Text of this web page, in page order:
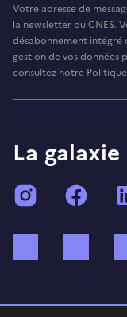
Votre adresse de
la newsletter du CNES.
désabonnement intégré
gestion de vos données
consultez notre
La galaxie
Instagram